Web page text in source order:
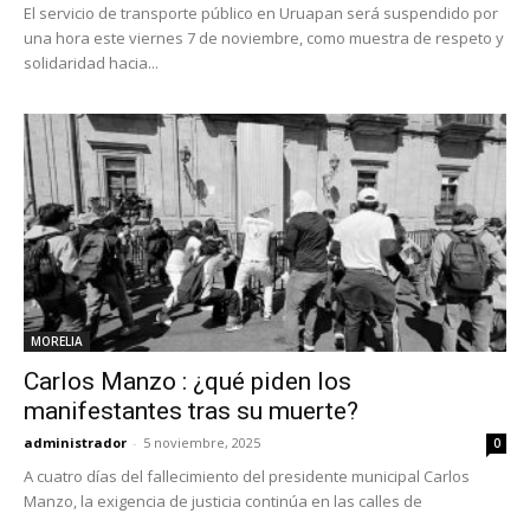
El servicio de transporte público en Uruapan será suspendido por
una hora este viernes 7 de noviembre, como muestra de respeto y
solidaridad hacia...
MORELIA
Carlos Manzo : ¿qué piden los
manifestantes tras su muerte?
administrador - 5 noviembre, 2025 0
A cuatro días del fallecimiento del presidente municipal Carlos
Manzo, la exigencia de justicia continúa en las calles de